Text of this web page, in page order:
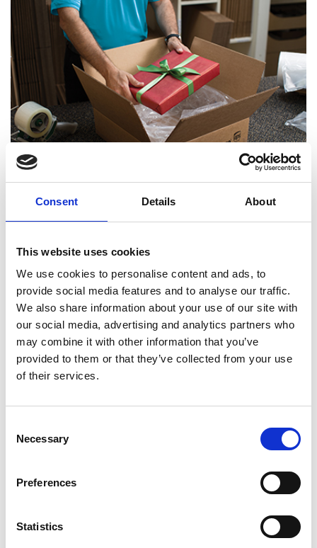
Consent Details About
This website uses cookies
We use cookies to personalise content and ads, to
provide social media features and to analyse our traffic.
We also share information about your use of our site with
our social media, advertising and analytics partners who
may combine it with other information that you’ve
provided to them or that they’ve collected from your use
of their services.
Selection
Necessary
Preferences
Statistics